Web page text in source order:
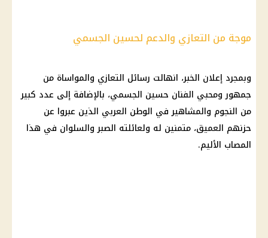
موجة من التعازي والدعم لحسين الجسمي
وبمجرد إعلان الخبر، انهالت رسائل التعازي والمواساة من
جمهور ومحبي الفنان حسين الجسمي، بالإضافة إلى عدد كبير
من النجوم والمشاهير في الوطن العربي الذين عبروا عن
حزنهم العميق، متمنين له ولعائلته الصبر والسلوان في هذا
المصاب الأليم.